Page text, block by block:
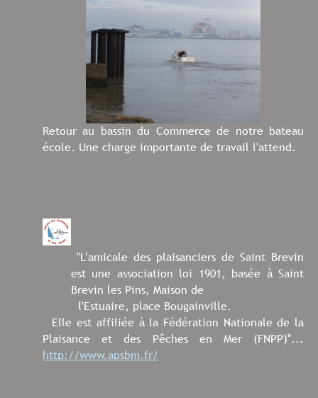
Retour au bassin du Commerce de notre bateau
école. Une charge importante de travail l'attend.
"L'amicale des plaisanciers de Saint Brevin
est une association loi 1901, basée à Saint
Brevin les Pins, Maison de
l'Estuaire, place Bougainville.
Elle est affiliée à la Fédération Nationale de la
Plaisance et des Pêches en Mer (FNPP)"...
http://www.apsbm.fr/